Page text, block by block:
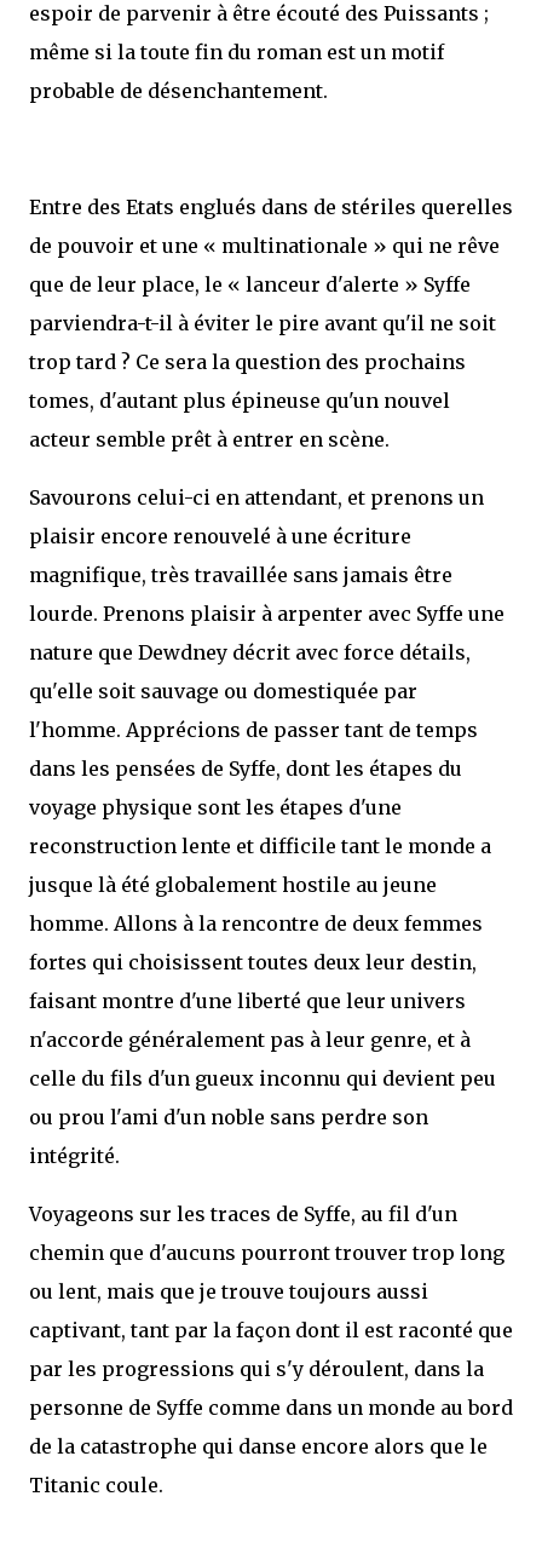
espoir de parvenir à être écouté des Puissants ;
même si la toute fin du roman est un motif
probable de désenchantement.
Entre des Etats englués dans de stériles querelles
de pouvoir et une « multinationale » qui ne rêve
que de leur place, le « lanceur d'alerte » Syffe
parviendra-t-il à éviter le pire avant qu'il ne soit
trop tard ? Ce sera la question des prochains
tomes, d'autant plus épineuse qu'un nouvel
acteur semble prêt à entrer en scène.
Savourons celui-ci en attendant, et prenons un
plaisir encore renouvelé à une écriture
magnifique, très travaillée sans jamais être
lourde. Prenons plaisir à arpenter avec Syffe une
nature que Dewdney décrit avec force détails,
qu'elle soit sauvage ou domestiquée par
l'homme. Apprécions de passer tant de temps
dans les pensées de Syffe, dont les étapes du
voyage physique sont les étapes d'une
reconstruction lente et difficile tant le monde a
jusque là été globalement hostile au jeune
homme. Allons à la rencontre de deux femmes
fortes qui choisissent toutes deux leur destin,
faisant montre d'une liberté que leur univers
n'accorde généralement pas à leur genre, et à
celle du fils d'un gueux inconnu qui devient peu
ou prou l'ami d'un noble sans perdre son
intégrité.
Voyageons sur les traces de Syffe, au fil d'un
chemin que d'aucuns pourront trouver trop long
ou lent, mais que je trouve toujours aussi
captivant, tant par la façon dont il est raconté que
par les progressions qui s'y déroulent, dans la
personne de Syffe comme dans un monde au bord
de la catastrophe qui danse encore alors que le
Titanic coule.